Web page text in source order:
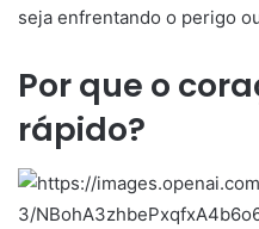
seja enfrentando o perigo
Por que o
rápido?